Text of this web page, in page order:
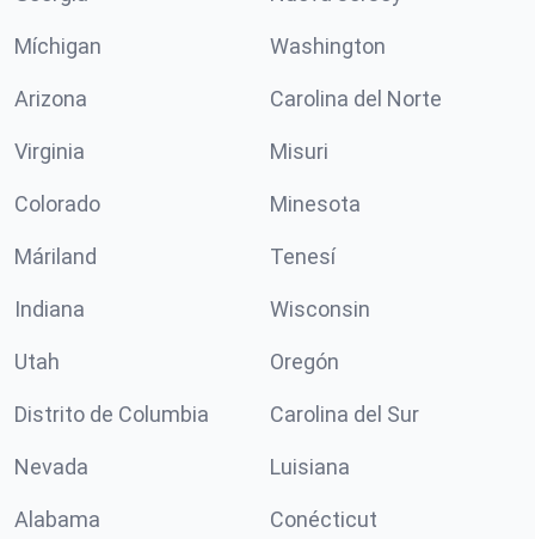
Míchigan Washington
Arizona Carolina del Norte
Virginia Misuri
Colorado Minesota
Máriland Tenesí
Indiana Wisconsin
Utah Oregón
Distrito de Columbia Carolina del Sur
Nevada Luisiana
Alabama Conécticut